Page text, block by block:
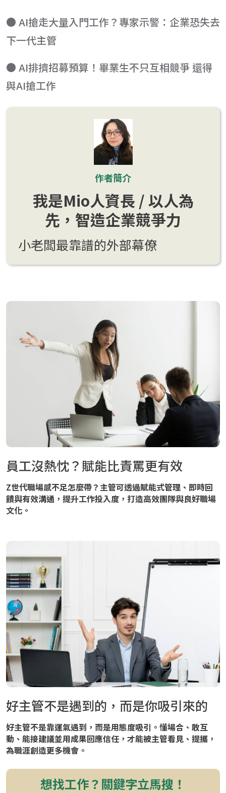
● AI搶走大量入門工作？專家示警：企業恐失去
下一代主管
● AI排擠招募預算！畢業生不只互相競爭 還得
與AI搶工作
作者簡介
我是Mio人資長 / 以人為
先，智造企業競爭力
小老闆最靠譜的外部幕僚
員工沒熱忱？賦能比責罵更有效
Z世代職場感不足怎麼帶？主管可透過賦能式管理、即時回
饋與有效溝通，提升工作投入度，打造高效團隊與良好職場
文化。
好主管不是遇到的，而是你吸引來的
好主管不是靠運氣遇到，而是用態度吸引。懂場合、敢互
動、能接建議並用成果回應信任，才能被主管看見、提攜，
為職涯創造更多機會。
想找工作？關鍵字立馬搜！